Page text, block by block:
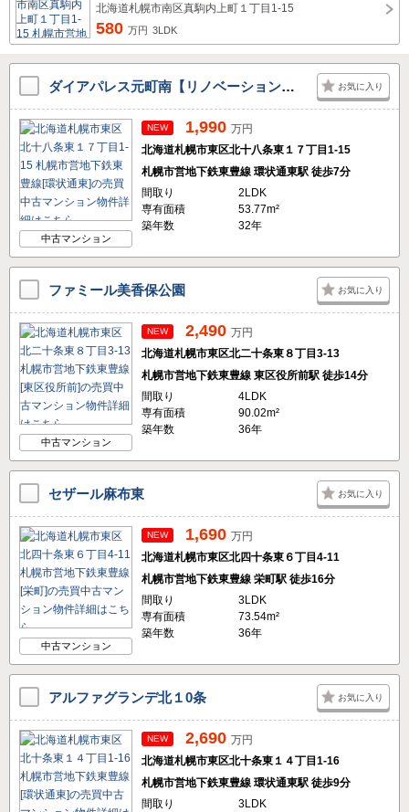
北海道札幌市南区真駒内上町１丁目1-15
580 万円 3LDK
ダイアパレス元町南【リノベーション施工】 お気に入り
中古マンション
NEW 1,990 万円
北海道札幌市東区北十八条東１７丁目1-15
札幌市営地下鉄東豊線 環状通東駅 徒歩7分
間取り
2LDK
専有面積
53.77m²
築年数
32年
ファミール美香保公園 お気に入り
中古マンション
NEW 2,490 万円
北海道札幌市東区北二十条東８丁目3-13
札幌市営地下鉄東豊線 東区役所前駅 徒歩14分
間取り
4LDK
専有面積
90.02m²
築年数
36年
セザール麻布東 お気に入り
中古マンション
NEW 1,690 万円
北海道札幌市東区北四十条東６丁目4-11
札幌市営地下鉄東豊線 栄町駅 徒歩16分
間取り
3LDK
専有面積
73.54m²
築年数
36年
アルファグランデ北１0条 お気に入り
NEW 2,690 万円
北海道札幌市東区北十条東１４丁目1-16
札幌市営地下鉄東豊線 環状通東駅 徒歩9分
間取り
3LDK